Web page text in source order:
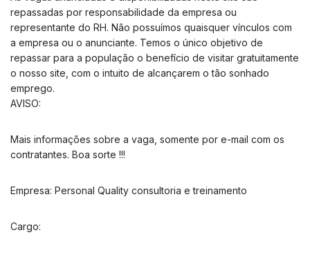
repassadas por responsabilidade da empresa ou
representante do RH. Não possuímos quaisquer vínculos com
a empresa ou o anunciante. Temos o único objetivo de
repassar para a população o benefício de visitar gratuitamente
o nosso site, com o intuito de alcançarem o tão sonhado
emprego.
AVISO:
Mais informações sobre a vaga, somente por e-mail com os
contratantes. Boa sorte !!!
Empresa: Personal Quality consultoria e treinamento
Cargo: